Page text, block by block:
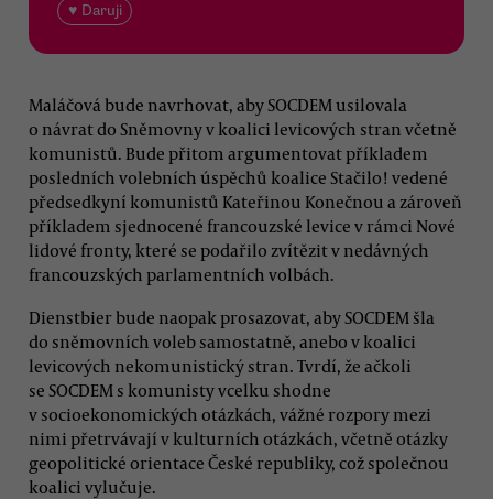
♥ Daruji
Maláčová bude navrhovat, aby SOCDEM usilovala
o návrat do Sněmovny v koalici levicových stran včetně
komunistů. Bude přitom argumentovat příkladem
posledních volebních úspěchů koalice Stačilo! vedené
předsedkyní komunistů Kateřinou Konečnou a zároveň
příkladem sjednocené francouzské levice v rámci Nové
lidové fronty, které se podařilo zvítězit v nedávných
francouzských parlamentních volbách.
Dienstbier bude naopak prosazovat, aby SOCDEM šla
do sněmovních voleb samostatně, anebo v koalici
levicových nekomunistický stran. Tvrdí, že ačkoli
se SOCDEM s komunisty vcelku shodne
v socioekonomických otázkách, vážné rozpory mezi
nimi přetrvávají v kulturních otázkách, včetně otázky
geopolitické orientace České republiky, což společnou
koalici vylučuje.